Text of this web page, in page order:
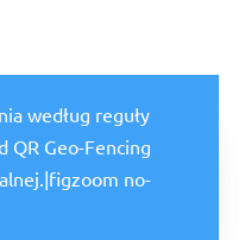
według reguły
QR Geo-Fencing
no-